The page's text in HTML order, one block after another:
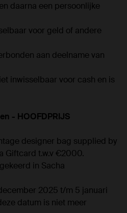
daarna een persoonlijke
voor geld of andere
aan deelname van
inwisselbaar voor cash en is
- HOOFDPRIJS
designer bag supplied by
Giftcard t.w.v €2000.
in Sacha
2025 t/m 5 januari
datum is niet meer